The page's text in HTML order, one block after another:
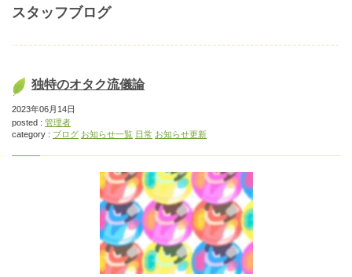
スタッフブログ
独特のオタク流儀論
2023年06月14日
posted : 管理者
category : ブログ お知らせ一覧 日常 お知らせ更新